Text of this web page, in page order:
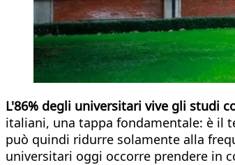
L'86% degli universitari vive gli studi
italiani, una tappa fondamentale: è il
può quindi ridurre solamente alla
universitari oggi occorre prendere in